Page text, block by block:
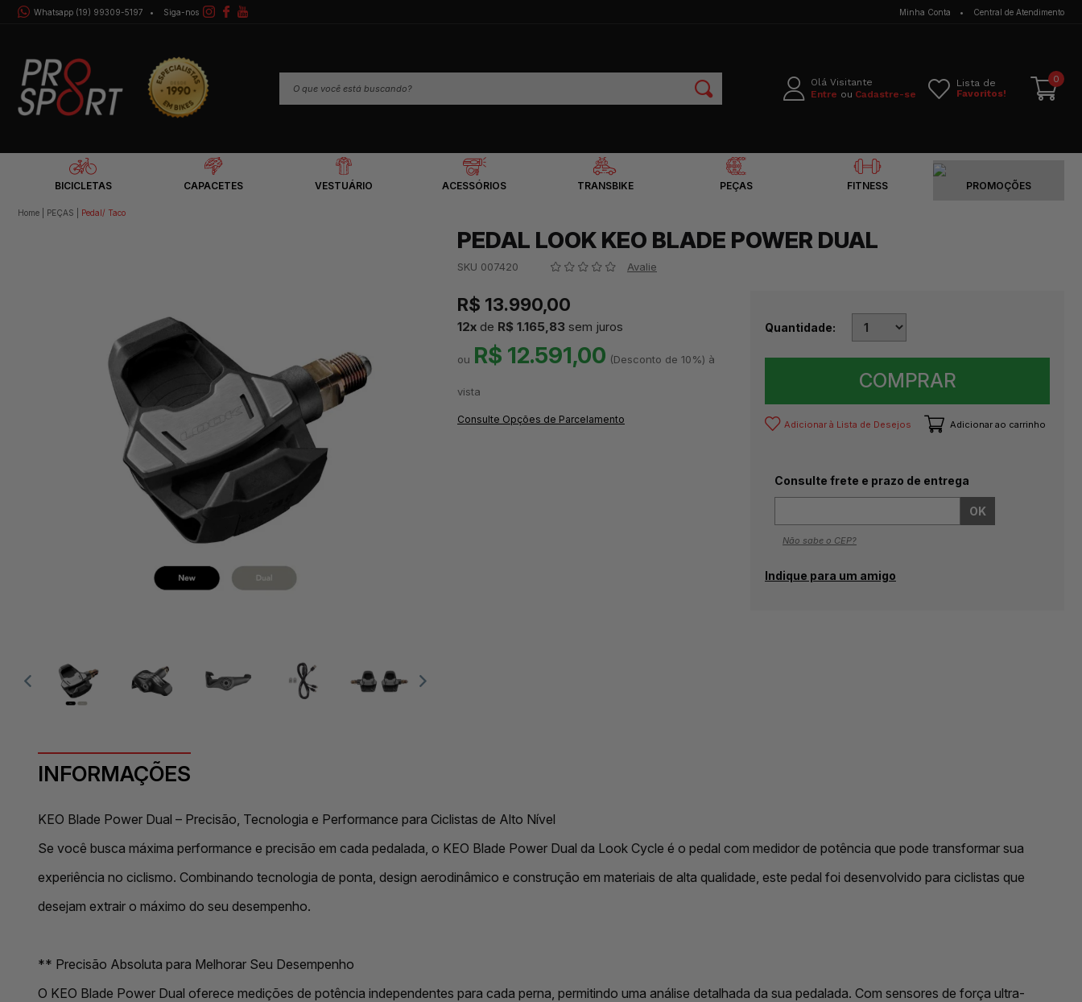
Whatsapp (19) 99309-5197 Siga-nos Minha Conta Central de Atendimento
0
Lista de
Favoritos!
Olá Visitante
Entre
Cadastre-se
BICICLETAS CAPACETES VESTUÁRIO ACESSÓRIOS TRANSBIKE PEÇAS FITNESS PROMOÇÕES
Home PEÇAS Pedal/ Taco
PEDAL LOOK KEO BLADE POWER DUAL
SKU 007420 Avalie
R$ 13.990,00
12x de R$ 1.165,83 sem juros
R$ 12.591,00 (Desconto de 10%)
Quantidade
COMPRAR
Adicionar à Lista de Desejos Adicionar ao carrinho
Consulte frete e prazo de entrega
Não sabe o CEP?
Indique para um amigo
INFORMAÇÕES
KEO Blade Power Dual – Precisão, Tecnologia e Performance para Ciclistas de Alto Nível
Se você busca máxima performance e precisão em cada pedalada, o KEO Blade Power Dual da Look Cycle é o pedal com medidor de potência que pode transformar sua
experiência no ciclismo. Combinando tecnologia de ponta, design aerodinâmico e construção em materiais de alta qualidade, este pedal foi desenvolvido para ciclistas que
desejam extrair o máximo do seu desempenho.
** Precisão Absoluta para Melhorar Seu Desempenho
O KEO Blade Power Dual oferece medições de potência independentes para cada perna, permitindo uma análise detalhada da sua pedalada. Com sensores de força ultra-